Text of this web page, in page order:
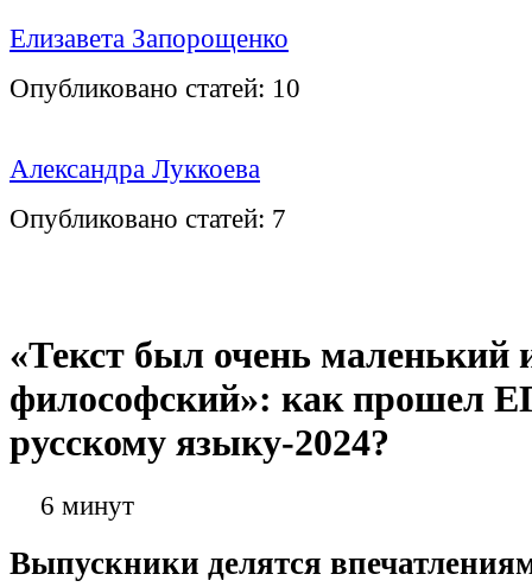
Елизавета Запорощенко
Опубликовано статей: 10
Александра Луккоева
Опубликовано статей: 7
«Текст был очень маленький
философский»: как прошел
русскому языку-2024?
6 минут
Выпускники делятся